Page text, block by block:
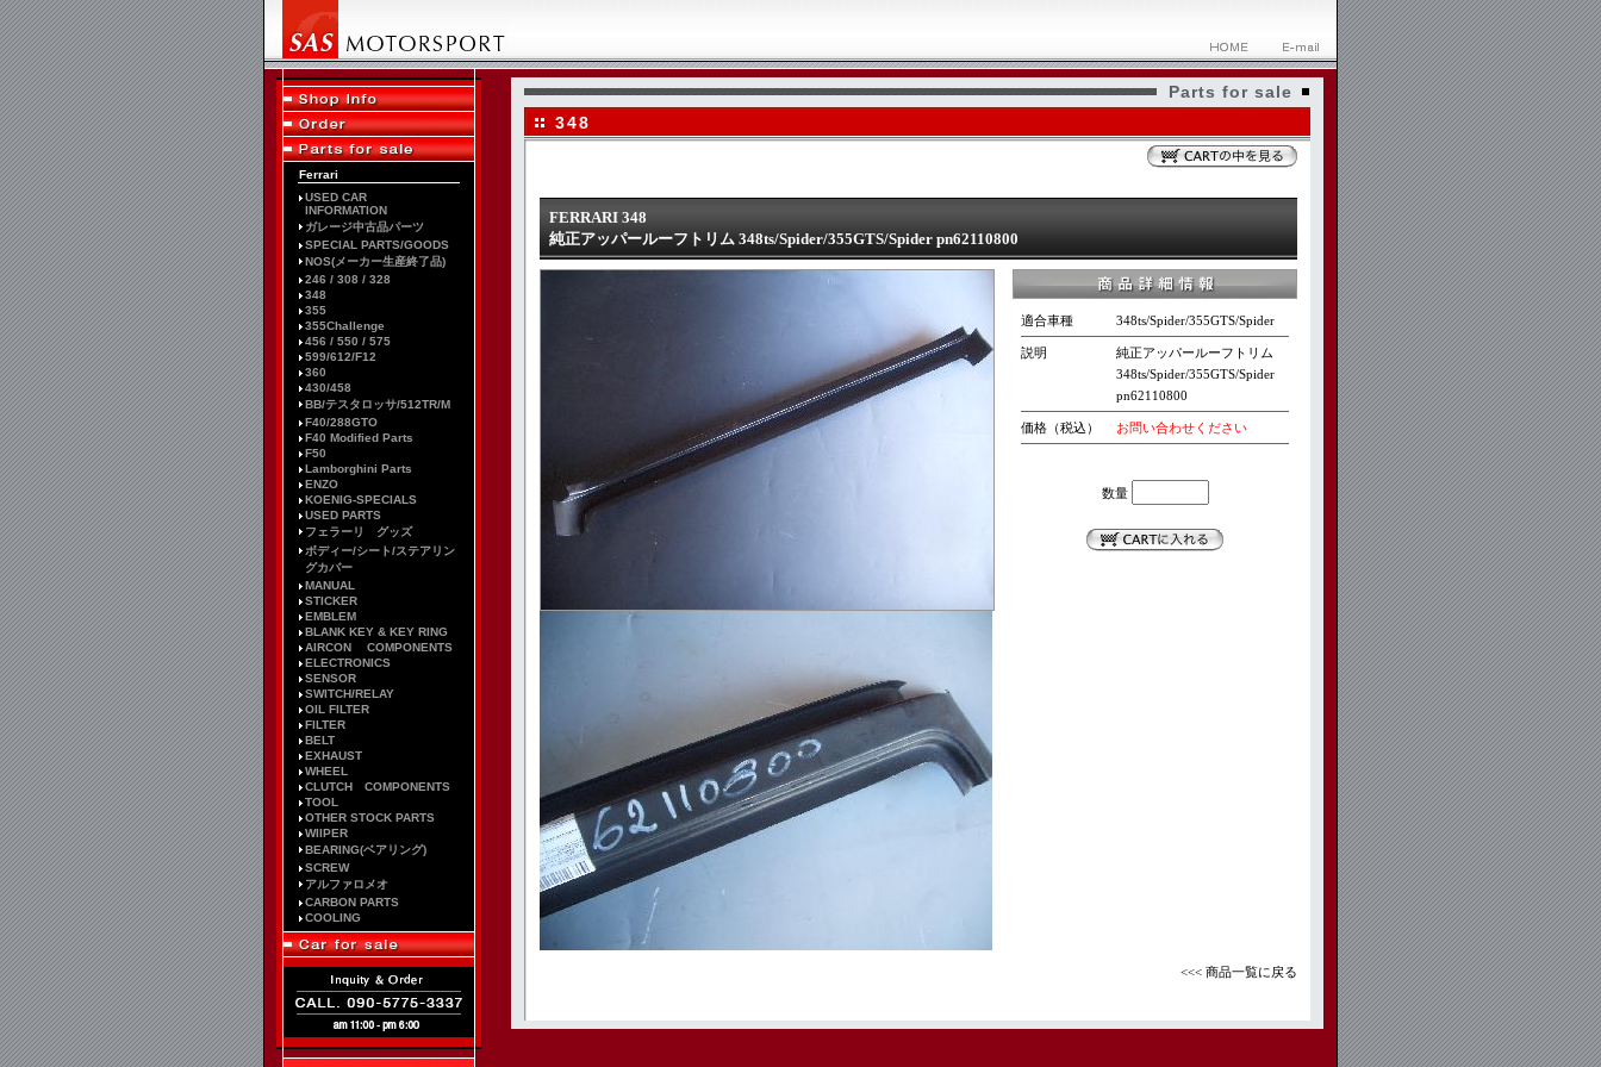
Ferrari
USED CAR
INFORMATION
ガレージ中古品パーツ
SPECIAL PARTS/GOODS
NOS(メーカー生産終了品)
246 / 308 / 328
348
355
355Challenge
456 / 550 / 575
599/612/F12
360
430/458
BB/テスタロッサ/512TR/M
F40/288GTO
F40 Modified Parts
F50
Lamborghini Parts
ENZO
KOENIG-SPECIALS
USED PARTS
フェラーリ グッズ
ボディー/シート/ステアリン
グカバー
MANUAL
STICKER
EMBLEM
BLANK KEY & KEY RING
AIRCON COMPONENTS
ELECTRONICS
SENSOR
SWITCH/RELAY
OIL FILTER
FILTER
BELT
EXHAUST
WHEEL
CLUTCH COMPONENTS
TOOL
OTHER STOCK PARTS
WIIPER
BEARING(ベアリング)
SCREW
アルファロメオ
CARBON PARTS
COOLING
Parts for sale
348
FERRARI 348
純正アッパールーフトリム 348ts/Spider/355GTS/Spider pn62110800
適合車種 348ts/Spider/355GTS/Spider
説明
純正アッパールーフトリム
348ts/Spider/355GTS/Spider
pn62110800
価格（税込） お問い合わせください
数量
<<< 商品一覧に戻る